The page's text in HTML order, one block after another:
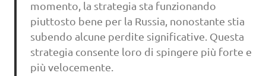
momento, la strategia sta funzionando
piuttosto bene per la Russia, nonostante stia
subendo alcune perdite significative. Questa
strategia consente loro di spingere più forte e
più velocemente.